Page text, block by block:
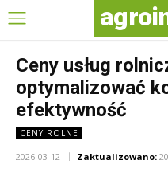
Ceny usług
optymalizować
efektywność
CENY ROLNE
2026-03-12 Zaktualizowano: